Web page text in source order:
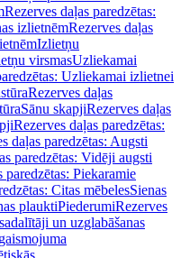
Rezerves daļas paredzētas:
izlietnēmRezerves daļas
Izlietņu
virsmasUzliekamai
Uzliekamai izlietnei
Rezerves daļas
Sānu skapjiRezerves daļas
Rezerves daļas paredzētas:
daļas paredzētas: Augsti
paredzētas: Vidēji augsti
paredzētas: Piekaramie
Citas mēbelesSienas
plauktiPiederumiRezerves
un uzglabāšanas